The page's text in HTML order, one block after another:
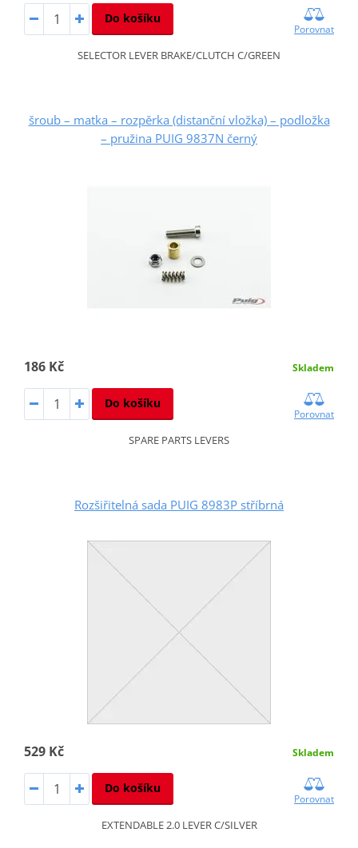
Do košíku
Porovnat
SELECTOR LEVER BRAKE/CLUTCH C/GREEN
šroub – matka – rozpěrka (distanční vložka) – podložka
– pružina PUIG 9837N černý
186 Kč Skladem
Do košíku
Porovnat
SPARE PARTS LEVERS
Rozšiřitelná sada PUIG 8983P stříbrná
529 Kč Skladem
Do košíku
Porovnat
EXTENDABLE 2.0 LEVER C/SILVER